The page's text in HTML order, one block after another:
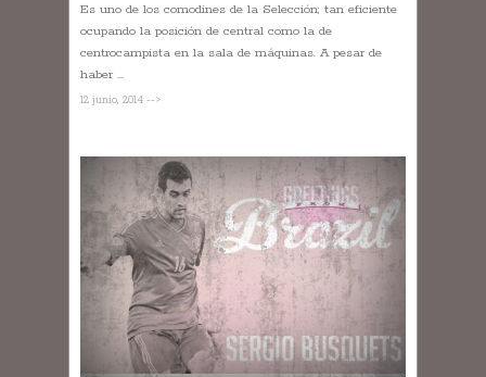
Es uno de los comodines de la Selección; tan eficiente
ocupando la posición de central como la de
centrocampista en la sala de máquinas. A pesar de
haber ...
12 junio, 2014 -->